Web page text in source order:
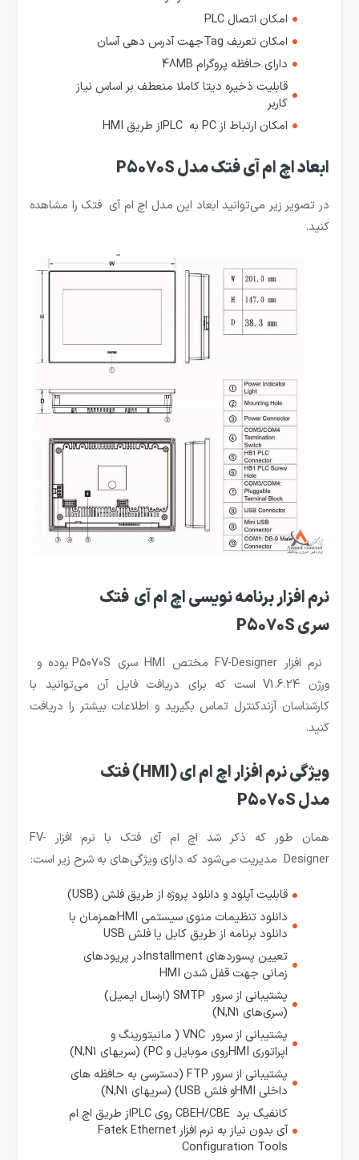
امکان اتصال PLC
امکان تعریف Tagجهت آدرس دهی آسان
دارای حافظه پروگرام 48 MB
قابلیت ذخیره دیتا کاملا منعطف بر اساس نیاز
کاربر
امکان ارتباط از PC به
PLCاز طریق HMI
ابعاد اچ ام آی فتک مدل P5070S
در تصویر زیر می‌توانید ابعاد این مدل اچ ام آی فتک را مشاهده
کنید.
نرم افزار برنامه نویسی اچ ام آی فتک
سری P5070S
نرم افزار FV-Designer مختص HMI سری P5070S بوده و
ورژن V1.6.24 است که برای دریافت فایل آن می‌توانید با
کارشناسان آزندکنترل تماس بگیرید و اطلاعات بیشتر را دریافت
کنید.
ویژگی نرم افزار اچ ام ای (HMI) فتک
مدل P5070S
همان طور که ذکر شد اچ ام آی فتک با نرم افزار FV-
Designer مدیریت می‌شود که دارای ویژگی‌های به شرح زیر است:
قابلیت آپلود و دانلود پروژه از طریق فلش (USB)
دانلود تنظیمات منوی سیستمی HMIهمزمان با
دانلود برنامه از طریق کابل یا فلش USB
تعیین پسوردهای Installmentدر پریودهای
زمانی جهت قفل شدن HMI
پشتیبانی از سرور SMTP (ارسال ایمیل)
(سری‌های N,N1
)
پشتیبانی از سرور VNC ( مانیتورینگ و
اپراتوری HMIروی موبایل وPC) (سریهای N,N1
)
پشتیبانی از سرور FTP (دسترسی به حافظه های
داخلی HMIو فلش USB) (سریهای N,N1
)
کانفیگ برد CBEH/CBE روی
PLCاز طریق اچ ام
آی بدون نیاز به نرم افزار Fatek Ethernet
Configuration Tools